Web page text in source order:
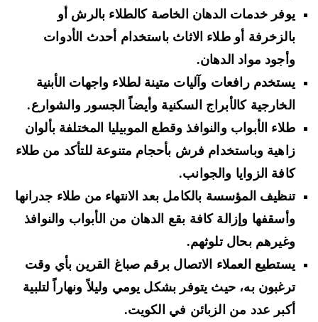
يوفر خدمات الدهان الخاصة كالطلاء بالرش أو
بالزخرفة أو طلاء الاثاث باستخدام أحدث الأدوات
وأجود مواد الدهان.
يستخدم رافعات وآليات متينة لطلاء واجهات الأبنية
الخارجية كالأبراج السكنية وأيضاً الجسور والشوارع.
طلاء الأبواب والنوافذ وقطع الموبيليا المختلفة بألوان
زاهية وباستخدام فرش بأحجام متنوعة للتأكد من طلاء
كافة الزوايا والجوانب.
تنظيف المؤسسة بالكامل بعد الانتهاء من طلاء جدرانها
وأسقفها وإزالة كافة بقع الدهان من الأبواب والنوافذ
وغيرهم بحال تلوثهم.
يستطيع العملاء الاتصال برقم صباغ القرين بأي وقت
ترغبون به، حيث يتوفر بشكل يومي وليلاً ونهاراً لتلبية
أكبر عدد من الزبائن في الكويت.